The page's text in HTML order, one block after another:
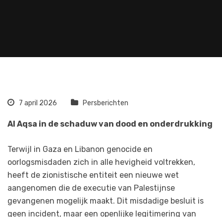
7 april 2026 Persberichten
Al Aqsa in de schaduw van dood en onderdrukking
Terwijl in Gaza en Libanon genocide en
oorlogsmisdaden zich in alle hevigheid voltrekken,
heeft de zionistische entiteit een nieuwe wet
aangenomen die de executie van Palestijnse
gevangenen mogelijk maakt. Dit misdadige besluit is
geen incident, maar een openlijke legitimering van